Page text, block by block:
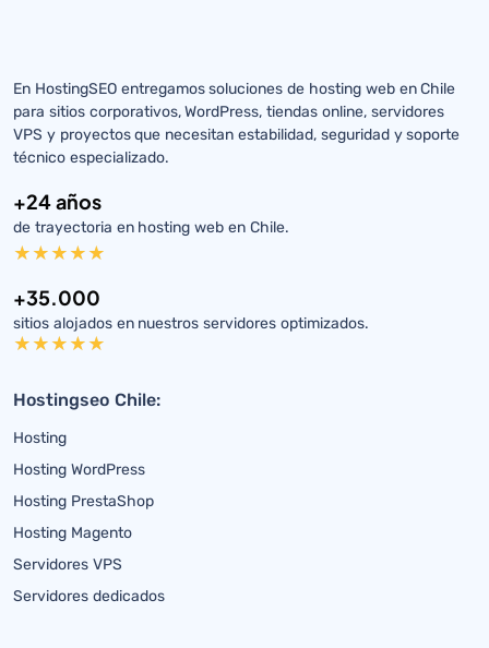
En HostingSEO entregamos soluciones de hosting web en Chile
para sitios corporativos, WordPress, tiendas online, servidores
VPS y proyectos que necesitan estabilidad, seguridad y soporte
técnico especializado.
+24 años
de trayectoria en hosting web en Chile.
+35.000
sitios alojados en nuestros servidores optimizados.
Hostingseo Chile:
Hosting
Hosting WordPress
Hosting PrestaShop
Hosting Magento
Servidores VPS
Servidores dedicados